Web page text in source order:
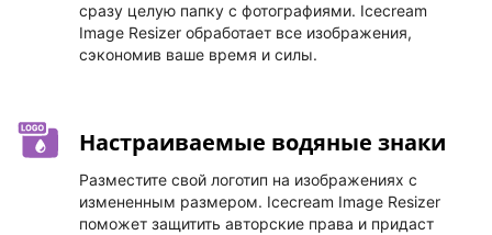
сразу целую папку с фотографиями. Icecream
Image Resizer обработает все изображения,
сэкономив ваше время и силы.
Настраиваемые водяные знаки
Разместите свой логотип на изображениях с
измененным размером. Icecream Image Resizer
поможет защитить авторские права и придаст